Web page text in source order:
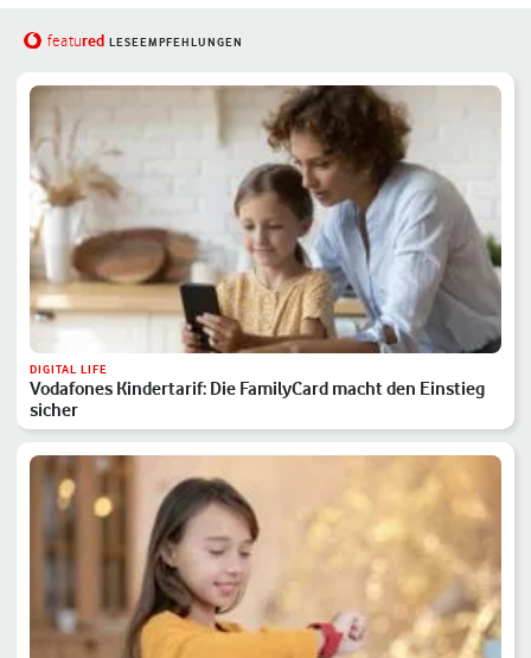
featured LESEEMPFEHLUNGEN
DIGITAL LIFE
Vodafones Kindertarif: Die FamilyCard macht den Einstieg
sicher